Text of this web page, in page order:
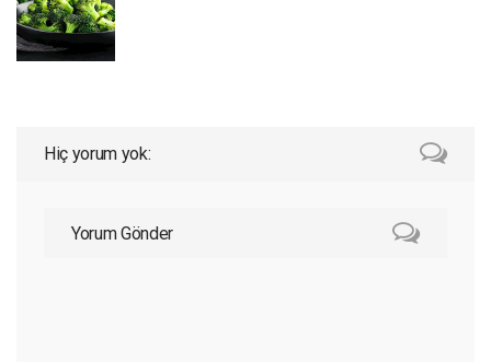
Hiç yorum yok:
Yorum Gönder